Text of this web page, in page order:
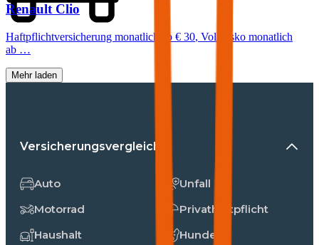
Renault Clio
Haftpflichtversicherung monatlich ab € 30, Vollkasko monatlich
ab …
Mehr laden
Versicherungsvergleiche
Auto
Motorrad
Haushalt
Unfall
Privathaftpflicht
Hunde